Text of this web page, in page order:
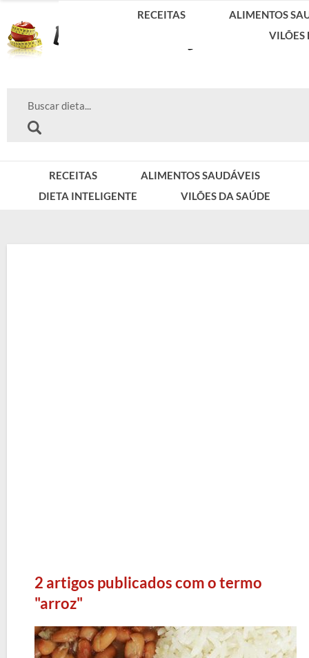
RECEITAS
ALIMENTOS SAUDÁVEIS
DIETA INTELIGENTE
VILÕES DA SAÚDE
RECEITAS
ALIMENTOS
VILÕES
2 artigos publicados com o termo
"arroz"